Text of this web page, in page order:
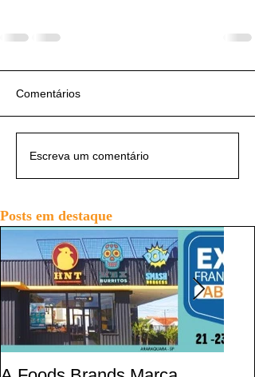
Comentários
Escreva um comentário
Posts em destaque